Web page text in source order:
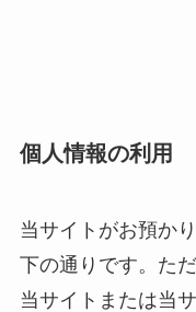
個人情報の利用
当サイトがお預か
下の通りです。た
当サイトまたは当